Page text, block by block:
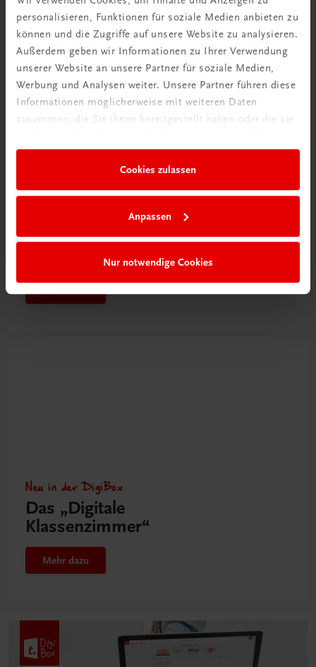
personalisieren, Funktionen für soziale Medien anbieten zu
können und die Zugriffe auf unsere Website zu analysieren.
Außerdem geben wir Informationen zu Ihrer Verwendung
unserer Website an unsere Partner für soziale Medien,
Werbung und Analysen weiter. Unsere Partner führen diese
Informationen möglicherweise mit weiteren Daten
zusammen, die Sie ihnen bereitgestellt haben oder die sie
Cookies zulassen
Anpassen
Nur notwendige Cookies
Mehr dazu
Schon entdeckt?
Ratgeber Schulpraxis
Neu in der DigiBox
Das „Digitale
Klassenzimmer“
Mehr dazu